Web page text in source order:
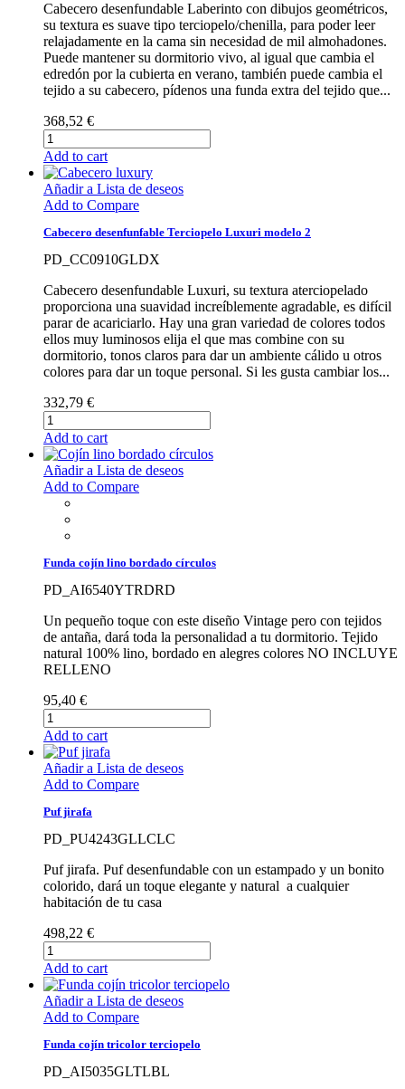
Cabecero desenfundable Laberinto con dibujos geométricos,
su textura es suave tipo terciopelo/chenilla, para poder leer
relajadamente en la cama sin necesidad de mil almohadones.
Puede mantener su dormitorio vivo, al igual que cambia el
edredón por la cubierta en verano, también puede cambia el
tejido a su cabecero, pídenos una funda extra del tejido que...
368,52 €
Add to cart
Añadir a Lista de deseos
Add to Compare
Cabecero desenfunfable Terciopelo Luxuri modelo 2
PD_CC0910GLDX
Cabecero desenfundable Luxuri, su textura aterciopelado
proporciona una suavidad increíblemente agradable, es difícil
parar de acariciarlo. Hay una gran variedad de colores todos
ellos muy luminosos elija el que mas combine con su
dormitorio, tonos claros para dar un ambiente cálido u otros
colores para dar un toque personal. Si les gusta cambiar los...
332,79 €
Add to cart
Añadir a Lista de deseos
Add to Compare
Funda cojín lino bordado círculos
PD_AI6540YTRDRD
Un pequeño toque con este diseño Vintage pero con tejidos
de antaña, dará toda la personalidad a tu dormitorio. Tejido
natural 100% lino, bordado en alegres colores NO INCLUYE
RELLENO
95,40 €
Add to cart
Añadir a Lista de deseos
Add to Compare
Puf jirafa
PD_PU4243GLLCLC
Puf jirafa. Puf desenfundable con un estampado y un bonito
colorido, dará un toque elegante y natural a cualquier
habitación de tu casa
498,22 €
Add to cart
Añadir a Lista de deseos
Add to Compare
Funda cojín tricolor terciopelo
PD_AI5035GLTLBL